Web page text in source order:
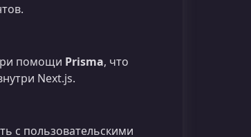
помощи Prisma, что
Next.js.
с пользовательскими